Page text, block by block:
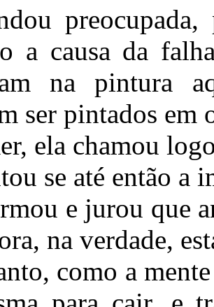
a causa da
na pintura
ser pintados em
ela chamou
se até então a
e jurou que
na verdade,
como a